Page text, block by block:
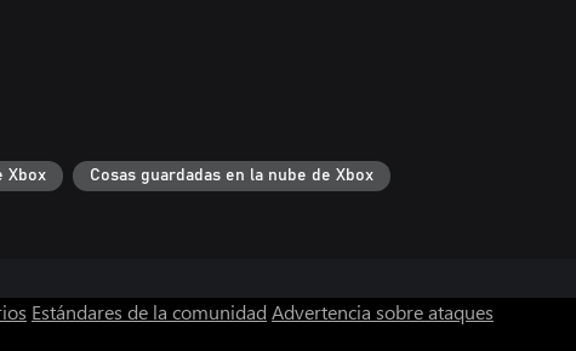
Xbox Cosas guardadas en la nube de Xbox
Estándares de la comunidad Advertencia sobre ataques